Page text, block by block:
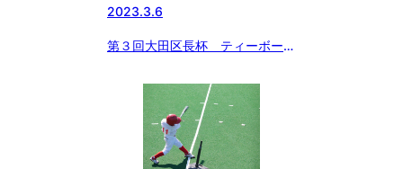
2023.3.6
第３回大田区長杯 ティーボール